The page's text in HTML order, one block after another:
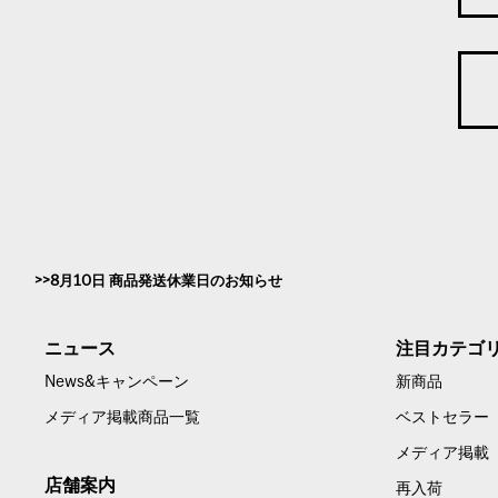
8月10日 商品発送休業日のお知らせ
ニュース
News&キャンペーン
メディア掲載商品一覧
店舗案内
注目カテゴ
新商品
ベストセラー
メディア掲載
再入荷